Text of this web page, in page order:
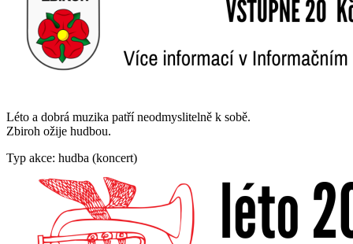
Léto a dobrá muzika patří neodmyslitelně k sobě.
Zbiroh ožije hudbou.
Typ akce: hudba (koncert)